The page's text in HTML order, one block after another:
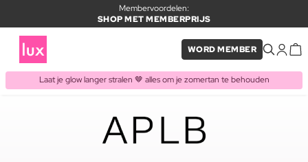
Membervoordelen:
SHOP MET MEMBERPRIJS
WORD MEMBER
Laat je glow langer stralen 🤎 alles om je zomertan te behouden